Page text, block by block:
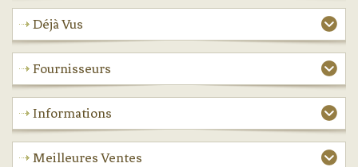
Déjà Vus
Fournisseurs
Informations
Meilleures Ventes